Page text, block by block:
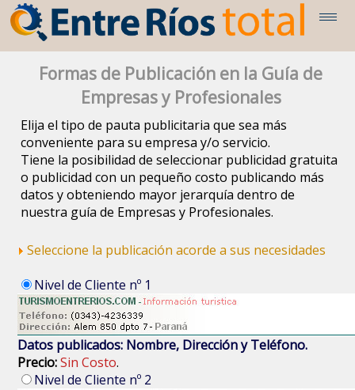
Formas de Publicación en la Guía de
Empresas y Profesionales
Elija el tipo de pauta publicitaria que sea más
conveniente para su empresa y/o servicio.
Tiene la posibilidad de seleccionar publicidad gratuita
o publicidad con un pequeño costo publicando más
datos y obteniendo mayor jerarquía dentro de
nuestra guía de Empresas y Profesionales.
Seleccione la publicación acorde a sus necesidades
Nivel de Cliente nº 1
Datos publicados: Nombre, Dirección y Teléfono.
Precio:Sin Costo.
Nivel de Cliente nº 2